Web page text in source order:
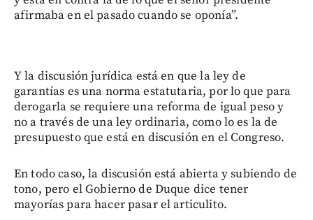
afirmaba en el pasado cuando se oponía”.
Y la discusión jurídica está en que la ley de
garantías es una norma estatutaria, por lo que para
derogarla se requiere una reforma de igual peso y
no a través de una ley ordinaria, como lo es la de
presupuesto que está en discusión en el Congreso.
En todo caso, la discusión está abierta y subiendo de
tono, pero el Gobierno de Duque dice tener
mayorías para hacer pasar el articulito.